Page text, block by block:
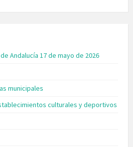
Andalucía 17 de mayo de 2026
municipales
culturales y deportivos